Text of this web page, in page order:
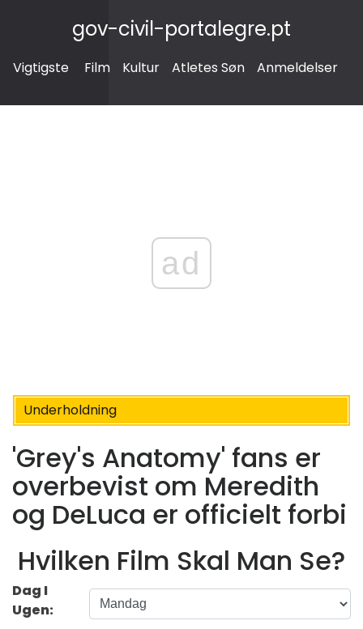
gov-civil-portalegre.pt
Vigtigste Film Kultur Atletes Søn Anmeldelser
ad
Underholdning
'Grey's Anatomy' fans er
overbevist om Meredith
og DeLuca er officielt forbi
Hvilken Film Skal Man Se?
Dag I
Ugen: